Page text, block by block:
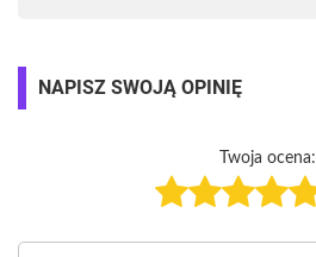
NAPISZ SWOJĄ OPINIĘ
Twoja ocena: